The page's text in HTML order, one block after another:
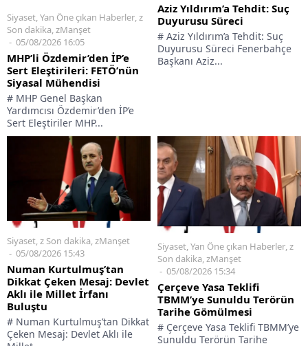
Siyaset,Yan Öne çıkan Haberler,z
Son dakika,zManşet
05/08/2026 16:05
MHP’li Özdemir’den İP’e
Sert Eleştirileri: FETÖ’nün
Siyasal Mühendisi
# MHP Genel Başkan
Yardımcısı Özdemir’den İP’e
Sert Eleştiriler MHP...
Aziz Yıldırım’a Tehdit: Suç
Duyurusu Süreci
# Aziz Yıldırım’a Tehdit: Suç
Duyurusu Süreci Fenerbahçe
Başkanı Aziz...
Siyaset,z Son dakika,zManşet
05/08/2026 15:43
Numan Kurtulmuş’tan
Dikkat Çeken Mesaj: Devlet
Aklı ile Millet İrfanı
Buluştu
# Numan Kurtulmuş’tan Dikkat
Çeken Mesaj: Devlet Aklı ile
Siyaset,Yan Öne çıkan Haberler,z
Son dakika,zManşet
05/08/2026 15:34
Çerçeve Yasa Teklifi
TBMM’ye Sunuldu Terörün
Tarihe Gömülmesi
# Çerçeve Yasa Teklifi TBMM’ye
Sunuldu Terörün Tarihe